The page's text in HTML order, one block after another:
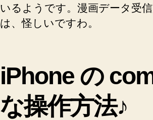
いるようです。漫画データ受
は、怪しいですわ。
iPhone の
な操作方法♪